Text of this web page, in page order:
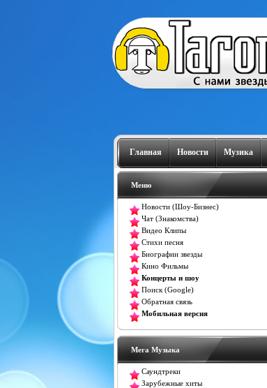
Главная Новости Музика
Меню
Новости (Шоу-Бизнес)
Чат (Знакомства)
Видео Клипы
Стихи песня
Биографии звезды
Кино Фильмы
Концерты и шоу
Поиск (Google)
Обратная связь
Мобильная версия
Мега Музыка
Саундтреки
Зарубежные хиты